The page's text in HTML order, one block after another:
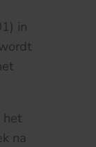
in
het
na